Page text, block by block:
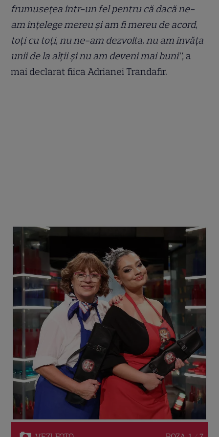
frumusețea într-un fel pentru că dacă ne-
am înțelege mereu și am fi mereu de acord,
toți cu toți, nu ne-am dezvolta, nu am învăța
unii de la alții și nu am deveni mai buni”, a
mai declarat fiica Adrianei Trandafir.